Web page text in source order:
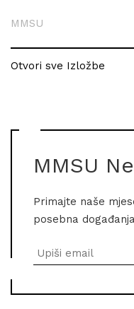
MMSU
Otvori sve Izložbe
MMSU
Primajte naše
posebna